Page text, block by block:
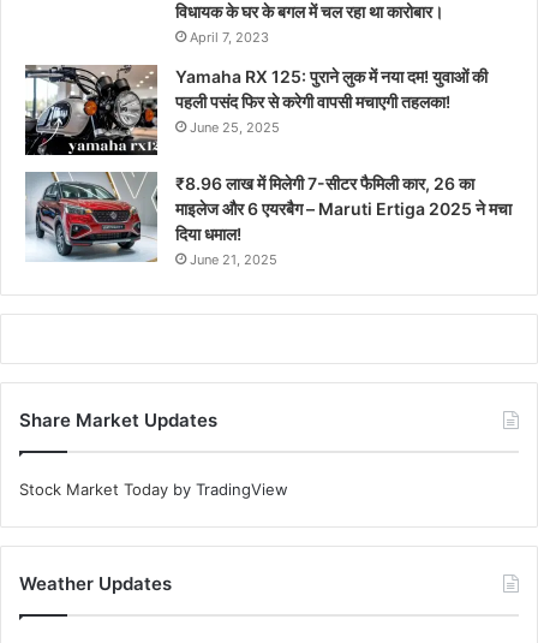
विधायक के घर के बगल में चल रहा था कारोबार।
April 7, 2023
Yamaha RX 125: पुराने लुक में नया दम! युवाओं की
पहली पसंद फिर से करेगी वापसी मचाएगी तहलका!
June 25, 2025
₹8.96 लाख में मिलेगी 7-सीटर फैमिली कार, 26 का
माइलेज और 6 एयरबैग – Maruti Ertiga 2025 ने मचा
दिया धमाल!
June 21, 2025
Share Market Updates
Stock Market Today by TradingView
Weather Updates